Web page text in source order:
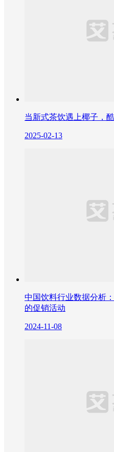
当新式茶饮遇上椰子，
2025-02-13
中国饮料行业数据分析
的促销活动
2024-11-08